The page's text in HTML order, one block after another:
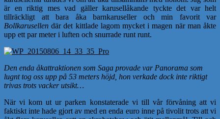
är en riktig mes vad gäller karusellåkande tyckte det var helt
tillräckligt att bara åka barnkaruseller och min favorit var
Bollkarusellen där det kittlade lagom mycket i magen när man åkte
upp ett par meter i luften och snurrade runt runt.
Den enda åkattraktionen som Saga provade var Panorama som
lugnt tog oss upp på 53 meters höjd, hon verkade dock inte riktigt
trivas trots vacker utsikt…
När vi kom ut ur parken konstaterade vi till vår förvåning att vi
faktiskt inte hade gjort av med en enda euro inne på tivolit trots att vi